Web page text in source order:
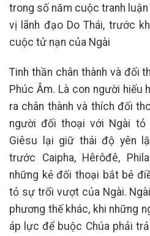
trong số năm cuộc tranh
vị lãnh đạo Do Thái, trước
cuộc tử nạn của Ngài
Tinh thần chân thành và đối
Phúc Âm. Là con người hiếu
ra chân thành và thích đối
người đối thoại với Ngài tỏ
Giêsu lại giữ thái độ yên
trước Caipha, Hêrôđê,
những kẻ đối thoại bắt bẻ
tỏ sự trổi vượt của Ngài.
phương thế khác, khi những
áp lực để buộc Chúa phải